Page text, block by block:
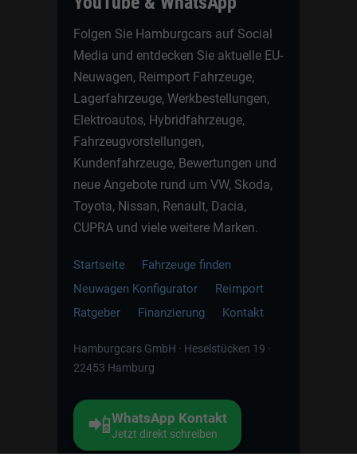
Folgen Sie Hamburgcars auf Social
Media und entdecken Sie aktuelle EU-
Neuwagen, Reimport Fahrzeuge,
Lagerfahrzeuge, Werkbestellungen,
Elektroautos, Hybridfahrzeuge,
Fahrzeugvorstellungen,
Kundenfahrzeuge, Bewertungen und
neue Angebote rund um VW, Skoda,
Toyota, Nissan, Renault, Dacia,
CUPRA und viele weitere Marken.
Startseite
Fahrzeuge finden
Neuwagen Konfigurator
Reimport
Ratgeber
Finanzierung Kontakt
Hamburgcars GmbH · Heselstücken 19 ·
22453 Hamburg
📲WhatsApp Kontakt
Jetzt direkt schreiben